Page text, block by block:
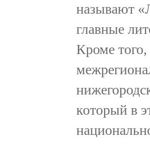
называют
главные
Кроме
который в